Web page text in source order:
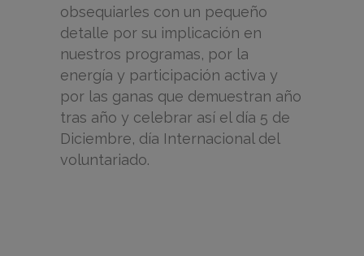
obsequiarles con un pequeño
detalle por su implicación en
nuestros programas, por la
energía y participación activa y
por las ganas que demuestran año
tras año y celebrar así el día 5 de
Diciembre, día Internacional del
voluntariado.